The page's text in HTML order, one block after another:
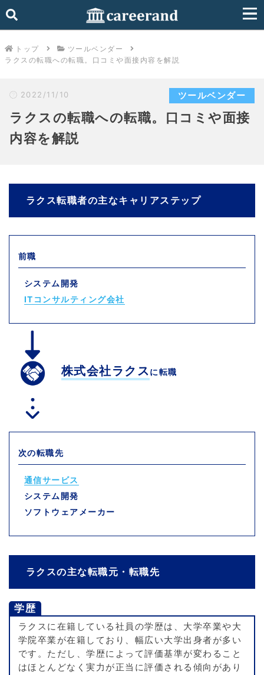
トップ
ツールベンダー
ラクスの転職への転職。口コミや面接内容を解説
2022/11/10 ツールベンダー
ラクスの転職への転職。口コミや面接
内容を解説
ラクス転職者の主なキャリアステップ
前職
システム開発
ITコンサルティング会社
株式会社ラクスに転職
次の転職先
通信サービス
システム開発
ソフトウェアメーカー
ラクスの主な転職元・転職先
学歴
ラクスに在籍している社員の学歴は、大学卒業や大
学院卒業が在籍しており、幅広い大学出身者が多い
です。ただし、学歴によって評価基準が変わること
はほとんどなく実力が正当に評価される傾向があり